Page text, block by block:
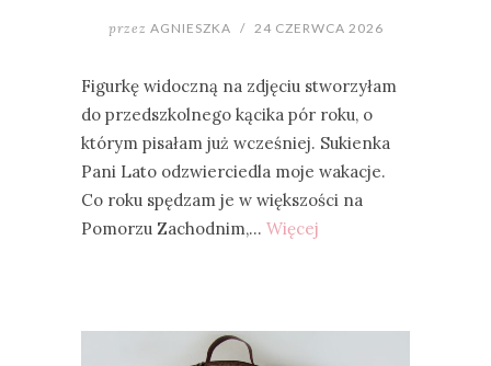
przez AGNIESZKA / 24 CZERWCA 2026
Figurkę widoczną na zdjęciu stworzyłam
do przedszkolnego kącika pór roku, o
którym pisałam już wcześniej. Sukienka
Pani Lato odzwierciedla moje wakacje.
Co roku spędzam je w większości na
Pomorzu Zachodnim,… Więcej